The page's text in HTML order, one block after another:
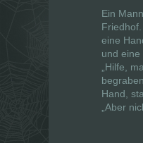
Ein
eine
und
„Hilfe,
Hand,
„Aber